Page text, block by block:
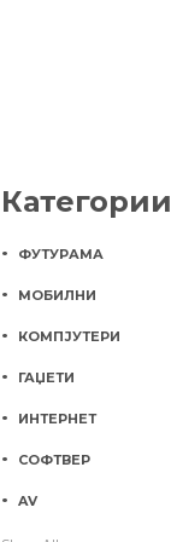
Категории
ФУТУРАМА
МОБИЛНИ
КОМПЈУТЕРИ
ГАЏЕТИ
ИНТЕРНЕТ
СОФТВЕР
AV